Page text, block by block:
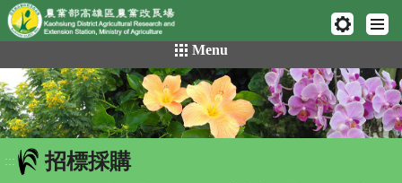
網頁置頂
到
主
要
內
容
區
Menu
::: 招標採購